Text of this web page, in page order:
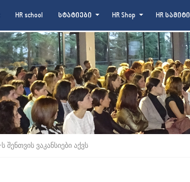
HR school სტატიები HR Shop HR სამიტი
ვაკანსიები აქვს